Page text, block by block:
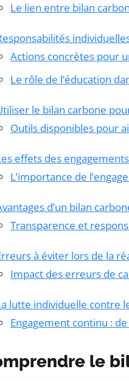
Le lien entre bilan
Actions concrètes pour
Le rôle de l’éducation
le bilan carbone
Outils disponibles pour
effets des
L’importance de
d’un bilan
Transparence et
à éviter lors de la
Impact des erreurs de
lutte individuelle contre
Engagement continu :
le